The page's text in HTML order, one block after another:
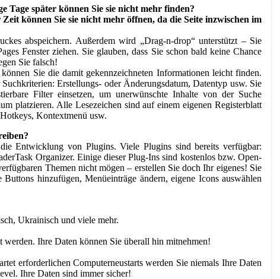
Tage später können Sie sie nicht mehr finden?
können Sie sie nicht mehr öffnen, da die Seite inzwischen im
abspeichern. Außerdem wird „Drag-n-drop“ unterstützt – Sie
Fenster ziehen. Sie glauben, dass Sie schon bald keine Chance
Sie falsch!
Sie die damit gekennzeichneten Informationen leicht finden.
Erstellungs- oder Änderungsdatum, Datentyp usw. Sie
Filter einsetzen, um unerwünschte Inhalte von der Suche
platzieren. Alle Lesezeichen sind auf einem eigenen Registerblatt
Kontextmenü usw.
Entwicklung von Plugins. Viele Plugins sind bereits verfügbar:
Organizer. Einige dieser Plug-Ins sind kostenlos bzw. Open-
Themen nicht mögen – erstellen Sie doch Ihr eigenes! Sie
hinzufügen, Menüeinträge ändern, eigene Icons auswählen
Ukrainisch und viele mehr.
Ihre Daten können Sie überall hin mitnehmen!
erforderlichen Computerneustarts werden Sie niemals Ihre Daten
Ihre Daten sind immer sicher!